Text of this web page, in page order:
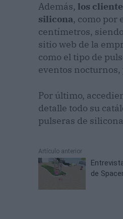
Además, los
silicona, como por
centímetros,
sitio web de la
como el tipo de
eventos
Por último,
detalle todo su
pulseras de
Artículo anterior
de